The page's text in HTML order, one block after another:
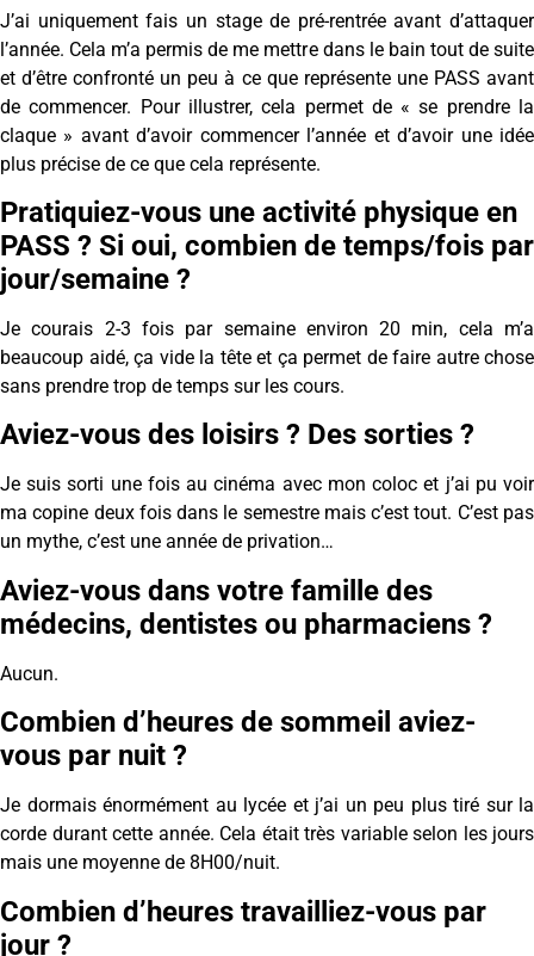
J’ai uniquement fais un stage de pré-rentrée avant d’attaquer
l’année. Cela m’a permis de me mettre dans le bain tout de suite
et d’être confronté un peu à ce que représente une PASS avant
de commencer. Pour illustrer, cela permet de « se prendre la
claque » avant d’avoir commencer l’année et d’avoir une idée
plus précise de ce que cela représente.
Pratiquiez-vous une activité physique en
PASS ? Si oui, combien de temps/fois par
jour/semaine ?
Je courais 2-3 fois par semaine environ 20 min, cela m’a
beaucoup aidé, ça vide la tête et ça permet de faire autre chose
sans prendre trop de temps sur les cours.
Aviez-vous des loisirs ? Des sorties ?
Je suis sorti une fois au cinéma avec mon coloc et j’ai pu voir
ma copine deux fois dans le semestre mais c’est tout. C’est pas
un mythe, c’est une année de privation…
Aviez-vous dans votre famille des
médecins, dentistes ou pharmaciens ?
Aucun.
Combien d’heures de sommeil aviez-
vous par nuit ?
Je dormais énormément au lycée et j’ai un peu plus tiré sur la
corde durant cette année. Cela était très variable selon les jours
mais une moyenne de 8H00/nuit.
Combien d’heures travailliez-vous par
jour ?